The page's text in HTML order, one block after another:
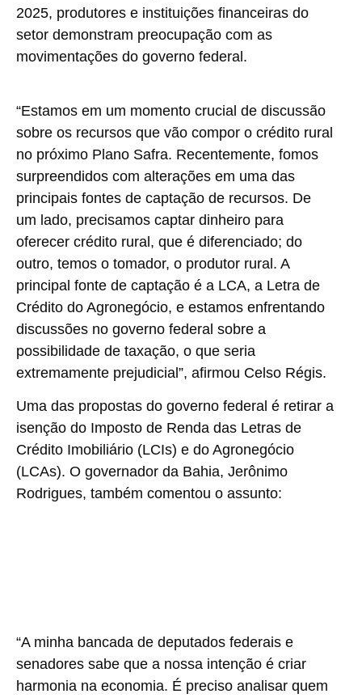
2025, produtores e instituições financeiras do
setor demonstram preocupação com as
movimentações do governo federal.
“Estamos em um momento crucial de discussão
sobre os recursos que vão compor o crédito rural
no próximo Plano Safra. Recentemente, fomos
surpreendidos com alterações em uma das
principais fontes de captação de recursos. De
um lado, precisamos captar dinheiro para
oferecer crédito rural, que é diferenciado; do
outro, temos o tomador, o produtor rural. A
principal fonte de captação é a LCA, a Letra de
Crédito do Agronegócio, e estamos enfrentando
discussões no governo federal sobre a
possibilidade de taxação, o que seria
extremamente prejudicial”, afirmou Celso Régis.
Uma das propostas do governo federal é retirar a
isenção do Imposto de Renda das Letras de
Crédito Imobiliário (LCIs) e do Agronegócio
(LCAs). O governador da Bahia, Jerônimo
Rodrigues, também comentou o assunto:
“A minha bancada de deputados federais e
senadores sabe que a nossa intenção é criar
harmonia na economia. É preciso analisar quem